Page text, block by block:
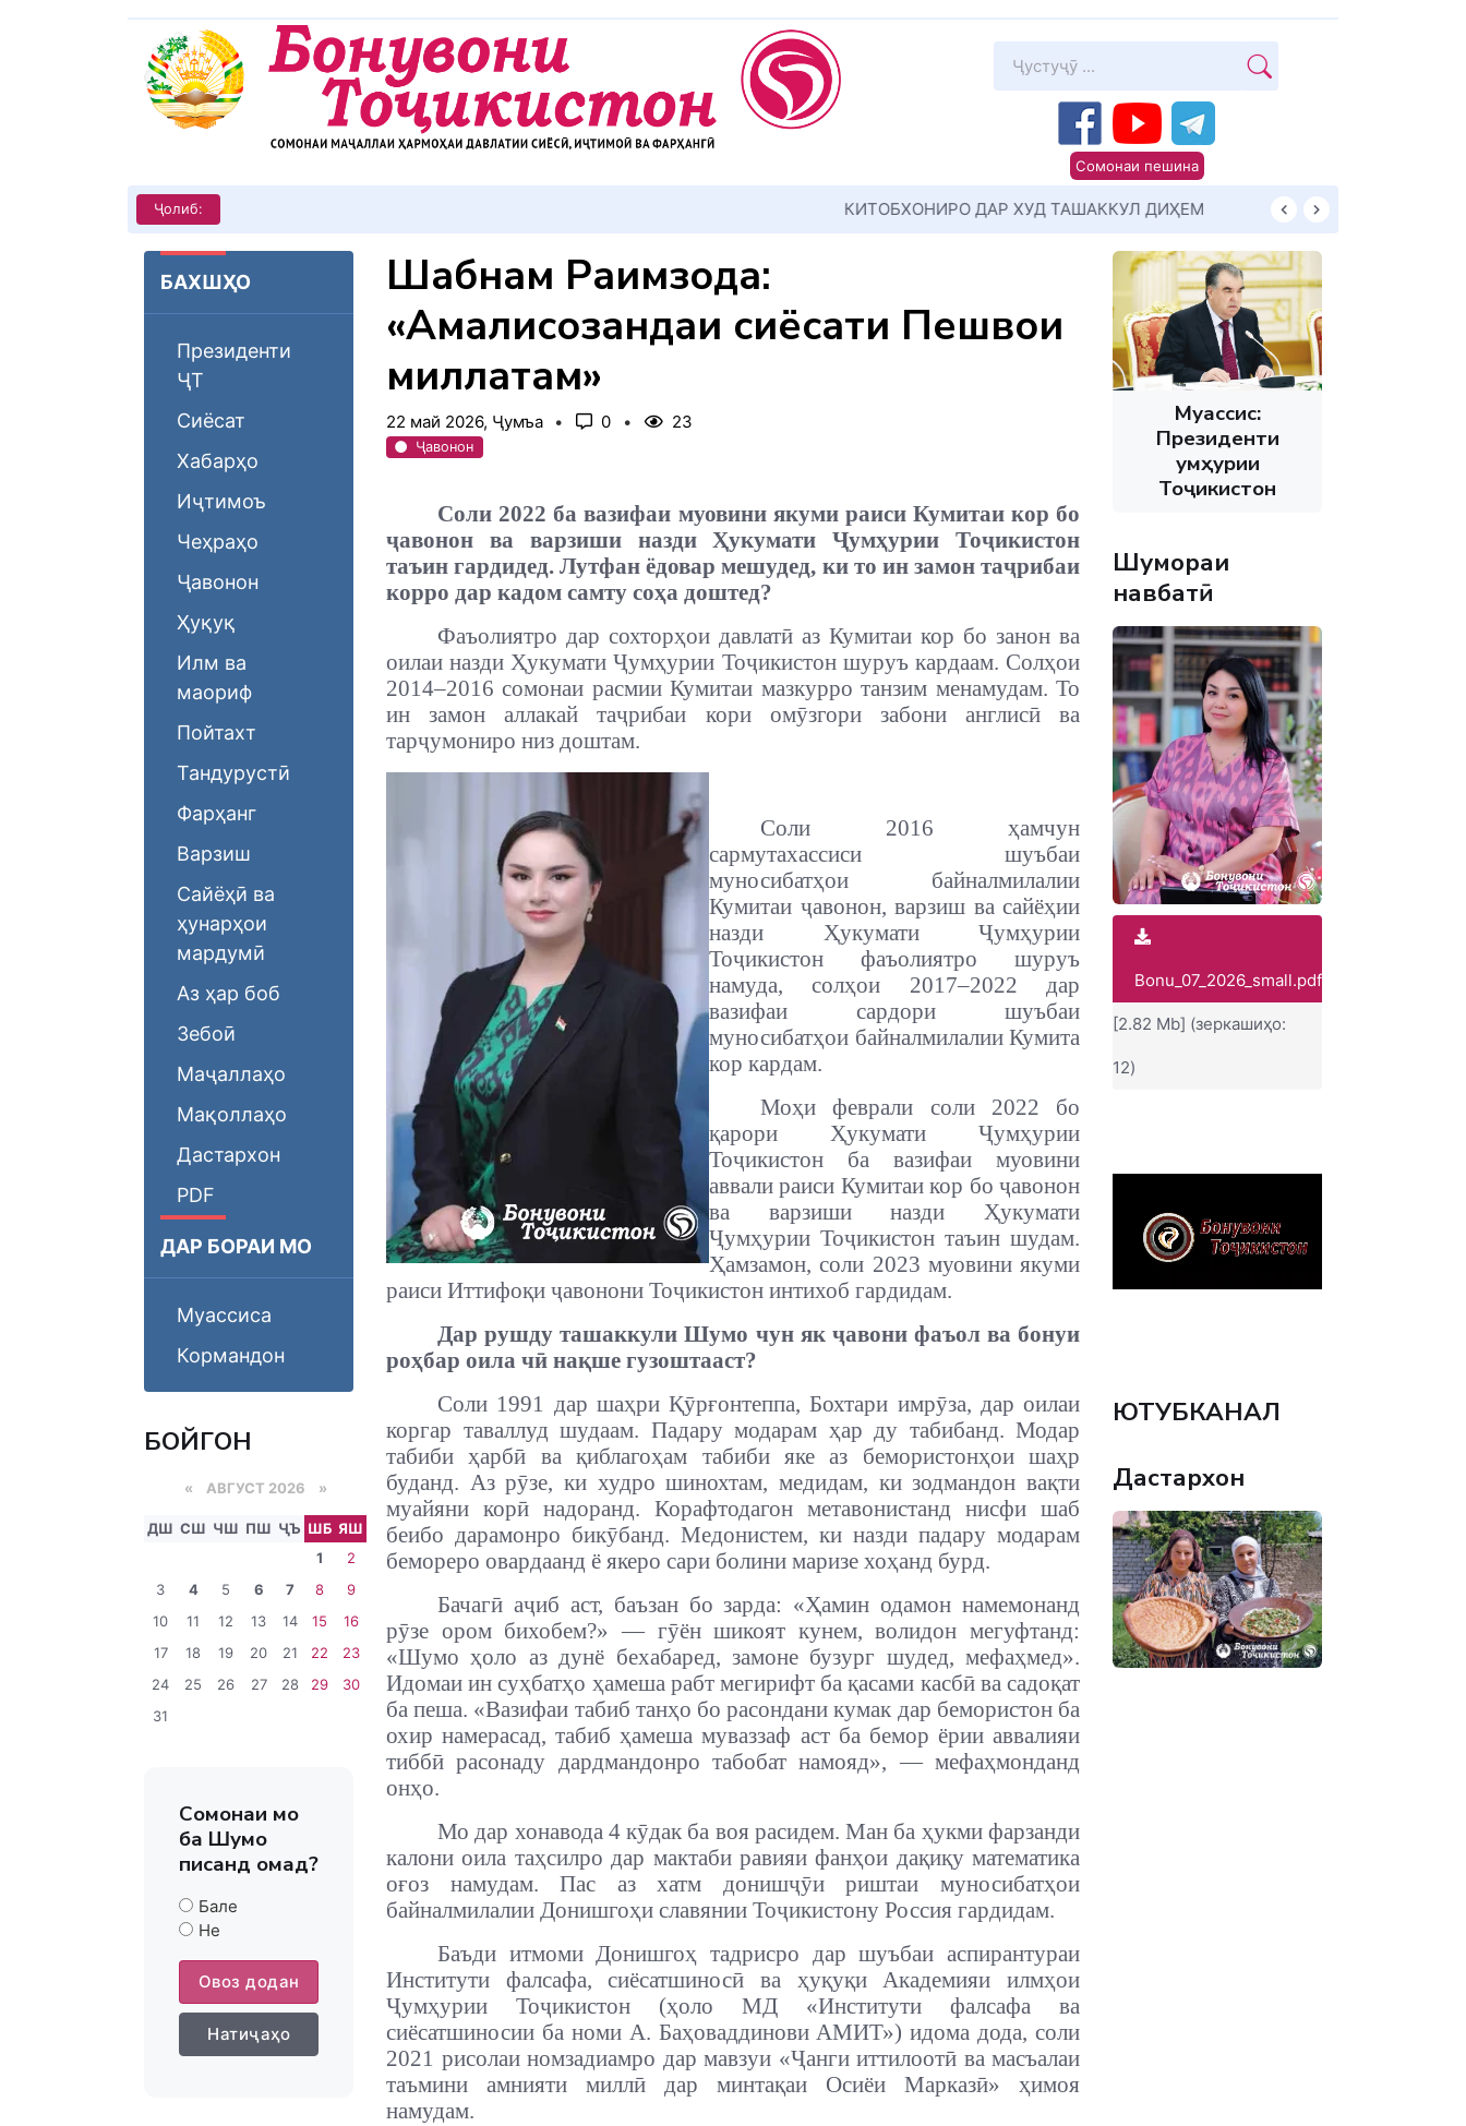
Сомонаи пешина
Ҷолиб:
БАХШҲО
Президенти
ҶТ
Сиёсат
Хабарҳо
Иҷтимоъ
Чеҳраҳо
Ҷавонон
Ҳуқуқ
Илм ва
маориф
Пойтахт
Тандурустӣ
Фарҳанг
Варзиш
Сайёҳӣ ва
ҳунарҳои
мардумӣ
Аз ҳар боб
Зебоӣ
Маҷаллаҳо
Мақоллаҳо
Дастархон
PDF
ДАР БОРАИ МО
Муассиса
Кормандон
БОЙГОНӢ
« АВГУСТ 2026 »
ДШ СШ ЧШ ПШ ҶЪ ШБ ЯШ
1
2
3
4 5 6 7 8
9
10
11 12 13 14 15
16
17
18 19 20 21 22
23
24
25 26 27 28 29
30
31
Сомонаи мо
ба Шумо
писанд омад?
Бале
Не
Овоз додан
Натиҷаҳо
Шабнам Раҳимзода:
«Амалисозандаи сиёсати Пешвои
миллатам»
22 май 2026, Ҷумъа 0 23
Ҷавонон
Соли 2022 ба вазифаи муовини якуми раиси Кумитаи кор бо
ҷавонон ва варзиши назди Ҳукумати Ҷумҳурии Тоҷикистон
таъин гардидед. Лутфан ёдовар мешудед, ки то ин замон таҷрибаи
корро дар кадом самту соҳа доштед?
Фаъолиятро дар сохторҳои давлатӣ аз Кумитаи кор бо занон ва
оилаи назди Ҳукумати Ҷумҳурии Тоҷикистон шуруъ кардаам. Солҳои
2014–2016 сомонаи расмии Кумитаи мазкурро танзим менамудам. То
ин замон аллакай таҷрибаи кори омӯзгори забони англисӣ ва
тарҷумониро низ доштам.
Соли 2016 ҳамчун
сармутахассиси шуъбаи
муносибатҳои байналмилалии
Кумитаи ҷавонон, варзиш ва сайёҳии
назди Ҳукумати Ҷумҳурии
Тоҷикистон фаъолиятро шуруъ
намуда, солҳои 2017–2022 дар
вазифаи сардори шуъбаи
муносибатҳои байналмилалии Кумита
кор кардам.
Моҳи феврали соли 2022 бо
қарори Ҳукумати Ҷумҳурии
Тоҷикистон ба вазифаи муовини
аввали раиси Кумитаи кор бо ҷавонон
ва варзиши назди Ҳукумати
Ҷумҳурии Тоҷикистон таъин шудам.
Ҳамзамон, соли 2023 муовини якуми
раиси Иттифоқи ҷавонони Тоҷикистон интихоб гардидам.
Дар рушду ташаккули Шумо чун як ҷавони фаъол ва бонуи
роҳбар оила чӣ нақше гузоштааст?
Соли 1991 дар шаҳри Қӯрғонтеппа, Бохтари имрӯза, дар оилаи
коргар таваллуд шудаам. Падару модарам ҳар ду табибанд. Модар
табиби ҳарбӣ ва қиблагоҳам табиби яке аз бемористонҳои шаҳр
буданд. Аз рӯзе, ки худро шинохтам, медидам, ки зодмандон вақти
муайяни корӣ надоранд. Корафтодагон метавонистанд нисфи шаб
беибо дарамонро бикӯбанд. Медонистем, ки назди падару модарам
бемореро овардаанд ё якеро сари болини маризе хоҳанд бурд.
Бачагӣ аҷиб аст, баъзан бо зарда: «Ҳамин одамон намемонанд
рӯзе ором бихобем?» — гӯён шикоят кунем, волидон мегуфтанд:
«Шумо ҳоло аз дунё бехабаред, замоне бузург шудед, мефаҳмед».
Идомаи ин суҳбатҳо ҳамеша рабт мегирифт ба қасами касбӣ ва садоқат
ба пеша. «Вазифаи табиб танҳо бо расондани кумак дар бемористон ба
охир намерасад, табиб ҳамеша муваззаф аст ба бемор ёрии аввалияи
тиббӣ расонаду дардмандонро табобат намояд», — мефаҳмонданд
онҳо.
Мо дар хонавода 4 кӯдак ба воя расидем. Ман ба ҳукми фарзанди
калони оила таҳсилро дар мактаби равияи фанҳои дақиқу математика
оғоз намудам. Пас аз хатм донишҷӯи риштаи муносибатҳои
байналмилалии Донишгоҳи славянии Тоҷикистону Россия гардидам.
Баъди итмоми Донишгоҳ тадрисро дар шуъбаи аспирантураи
Институти фалсафа, сиёсатшиносӣ ва ҳуқуқи Академияи илмҳои
Ҷумҳурии Тоҷикистон (ҳоло МД «Институти фалсафа ва
сиёсатшиносии ба номи А. Баҳоваддинови АМИТ») идома дода, соли
2021 рисолаи номзадиамро дар мавзуи «Ҷанги иттилоотӣ ва масъалаи
таъмини амнияти миллӣ дар минтақаи Осиёи Марказӣ» ҳимоя
намудам.
Муассис:
Президенти
Ҷумҳурии
Тоҷикистон
Шумораи
навбатӣ
Bonu_07_2026_small.pdf
[2.82 Mb] (зеркашиҳо:
12)
ЮТУБКАНАЛ
Дастархон